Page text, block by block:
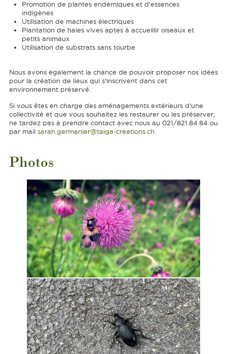
Promotion de plantes endémiques et d'essences
indigènes
Utilisation de machines électriques
Plantation de haies vives aptes à accueillir oiseaux et
petits animaux
Utilisation de substrats sans tourbe
Nous avons également la chance de pouvoir proposer nos idées
pour la création de lieux qui s'inscrivent dans cet
environnement préservé.
Si vous êtes en charge des aménagements extérieurs d'une
collectivité et que vous souhaitez les restaurer ou les préserver,
ne tardez pas à prendre contact avec nous au 021/821.84.84 ou
par mail sarah.germanier@taiga-creations.ch
Photos